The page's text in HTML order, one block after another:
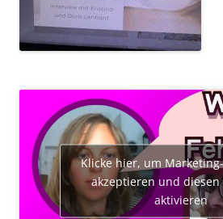
Klicke hier, um
akzeptieren und
aktivieren